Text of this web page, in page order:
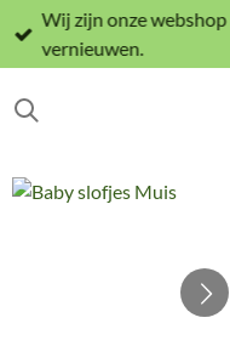
Ga
direct
de
Wij zijn onze
vernieuwen.